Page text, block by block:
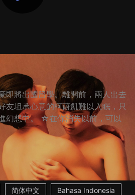
即將出國留學。離開前，兩人出去
友坦承心意的柯蔚凱難以入眠，只
幻想中。 ☆在你消失以前，可以
简体中文 Bahasa Indonesia